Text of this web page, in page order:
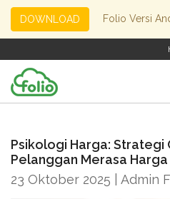
DOWNLOAD Folio Versi
Psikologi Harga: Strategi
Pelanggan Merasa Harga
23 Oktober 2025 | Admin